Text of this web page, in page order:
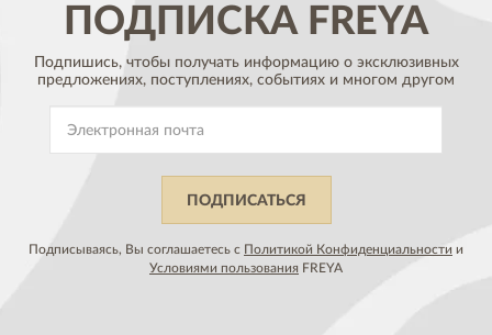
ПОДПИСКА FREYA
Подпишись, чтобы получать информацию о эксклюзивных
предложениях, поступлениях, событиях и многом другом
ПОДПИСАТЬСЯ
Подписываясь, Вы соглашаетесь с Политикой Конфиденциальности и
Условиями пользования FREYA